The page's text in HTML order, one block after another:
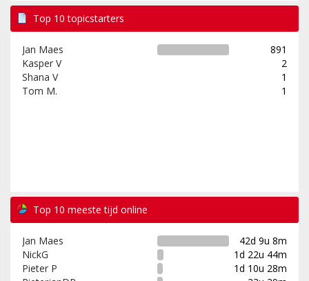
Top 10 topicstarters
Jan Maes
891
Kasper V
2
Shana V
1
Tom M.
1
Top 10 meeste tijd online
Jan Maes
42d 9u 8m
NickG
1d 22u 44m
Pieter P
1d 10u 28m